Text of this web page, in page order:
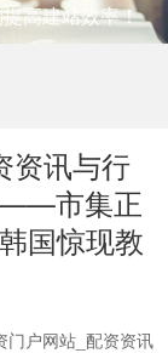
高建站效率！
资讯与行
——市集正
国惊现教
门户网站_配资资讯